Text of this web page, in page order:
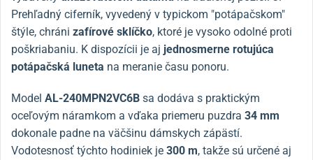
Prehľadný ciferník, vyvedený v typickom "potápačskom"
štýle, chráni zafírové sklíčko, ktoré je vysoko odolné proti
poškriabaniu. K dispozícii je aj jednosmerne rotujúca
potápačská luneta na meranie času ponoru.
Model AL-240MPN2VC6B sa dodáva s praktickým
oceľovým náramkom a vďaka priemeru puzdra 34 mm
dokonale padne na väčšinu dámskych zápästí.
Vodotesnosť týchto hodiniek je 300 m, takže sú určené aj